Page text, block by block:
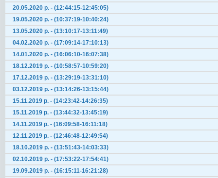
20.05.2020 р. - (12:44:15-12:45:05)
19.05.2020 р. - (10:37:19-10:40:24)
13.05.2020 р. - (13:10:17-13:11:49)
04.02.2020 р. - (17:09:14-17:10:13)
14.01.2020 р. - (16:06:10-16:07:38)
18.12.2019 р. - (10:58:57-10:59:20)
17.12.2019 р. - (13:29:19-13:31:10)
03.12.2019 р. - (13:14:26-13:15:44)
15.11.2019 р. - (14:23:42-14:26:35)
15.11.2019 р. - (13:44:32-13:45:19)
14.11.2019 р. - (16:09:58-16:11:18)
12.11.2019 р. - (12:46:48-12:49:54)
18.10.2019 р. - (13:51:43-14:03:33)
02.10.2019 р. - (17:53:22-17:54:41)
19.09.2019 р. - (16:15:11-16:21:28)